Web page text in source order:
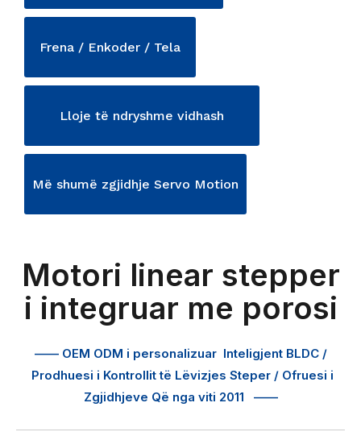
Frena / Enkoder / Tela
Lloje të ndryshme vidhash
Më shumë zgjidhje Servo Motion
Motori linear stepper
i integruar me porosi
—— OEM ODM i personalizuar Inteligjent BLDC /
Prodhuesi i Kontrollit të Lëvizjes Steper / Ofruesi i
Zgjidhjeve Që nga viti 2011
——